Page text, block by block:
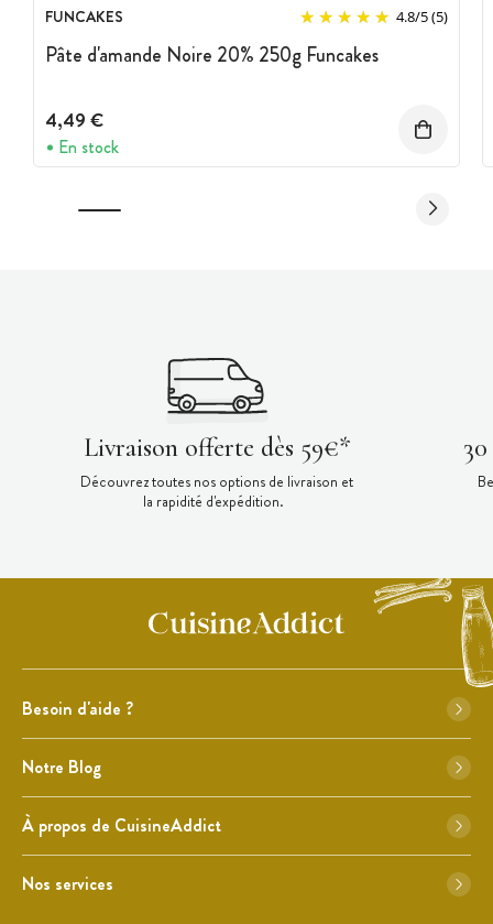
FUNCAKES 4.8/5(5)
Pâte d'amande Noire 20% 250g Funcakes
4,49 €
En stock
Livraison offerte dès 59€*
Découvrez toutes nos options de livraison et
la rapidité d'expédition.
Besoin d'aide ?
Notre Blog
À propos de CuisineAddict
Nos services